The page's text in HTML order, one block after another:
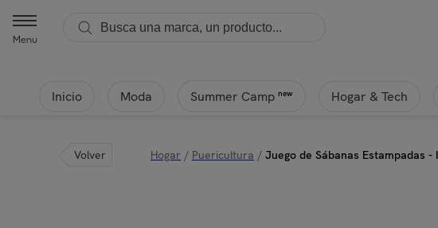
Menu
Inicio Moda Summer Camp new Hogar & Tech
Volver Hogar / Puericultura / Juego de Sábanas Estampadas